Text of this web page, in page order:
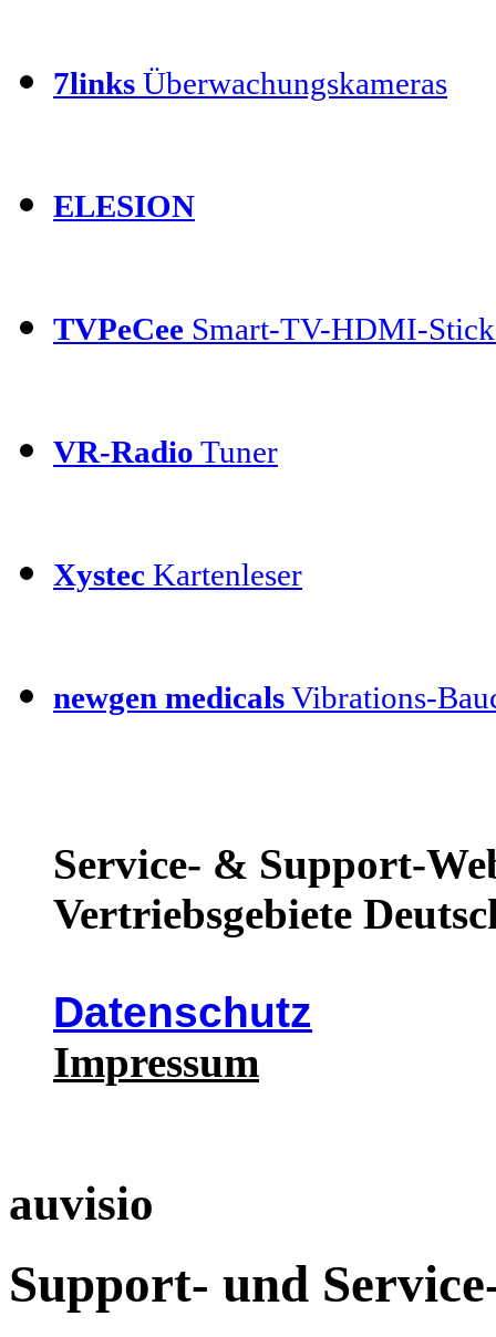
7links Überwachungskameras
ELESION
TVPeCee Smart-TV-HDMI-
VR-Radio Tuner
Xystec Kartenleser
newgen medicalsVibrations-
Service- & Support-
Vertriebsgebiete
Datenschutz
Impressum
auvisio
Support- und